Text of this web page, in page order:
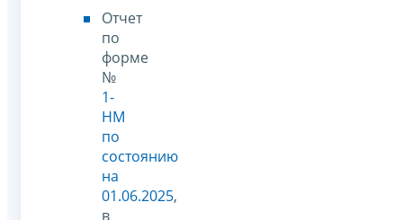
Отчет
по
форме
№
1-
НМ
по
состоянию
на
01.06.2025,
в